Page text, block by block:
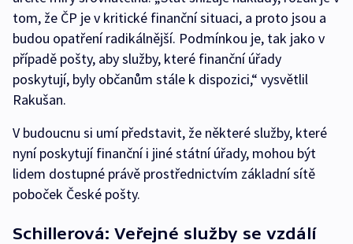
tom, že ČP je v kritické finanční situaci, a proto jsou a
budou opatření radikálnější. Podmínkou je, tak jako v
případě pošty, aby služby, které finanční úřady
poskytují, byly občanům stále k dispozici,“ vysvětlil
Rakušan.
V budoucnu si umí představit, že některé služby, které
nyní poskytují finanční i jiné státní úřady, mohou být
lidem dostupné právě prostřednictvím základní sítě
poboček České pošty.
Schillerová: Veřejné služby se vzdálí